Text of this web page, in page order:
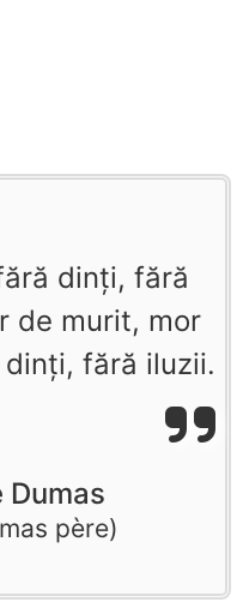
dinți, fără
de murit, mor
fără iluzii.
Dumas
père